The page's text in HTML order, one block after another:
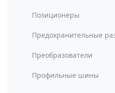
Позиционеры
Предохранительные
Преобразователи
Профильные шины